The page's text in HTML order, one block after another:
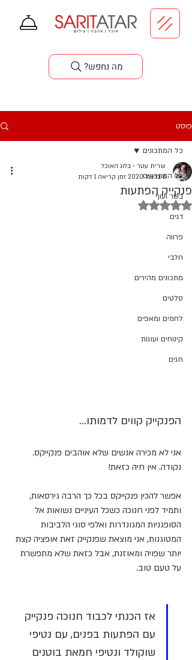
?מה נחפש
פוסט
כל המתכונים
בשר ועוף
דגים
פרווה
חלבי
מתכונים מהירים
סלטים
לחמים ומאפים
קינוחים ועוגות
חגים
כל המתכונים
פנקייק הפתעות
שרית עטר - בלוג האוכל
8 בדצמ׳ 2020
זמן קריאה 1 דקות
דירוג של NaN מתוך 5 כוכבים
הפנקייק קווים לדמותו...
אני לא מכירה אנשים שלא אוהבים פנקייקס.
נקודה. אין חיה כזאת!
אפשר להכין פנקייקס בכל כך הרבה גירסאות,
ותמיד לפני חנוכה כשכל העיניים נשואות אל
הסופגניות המגונדרות ואלפי סוגי הלביבות
המטוגנות, אני מוצאת שפנקייק זאת אופציה קצת
יותר שפויה ומאוזנת, אבל כזאת שלא מתפשרת
על טעם טוב.
אז הכנתי לכבוד חנוכה פנקייק
עם הפתעות בפנים, עם נטיפי
שוקולד ונטיפי חמאת בוטנים